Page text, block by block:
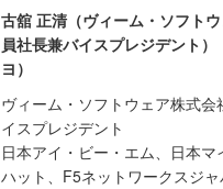
古舘 正清（ヴィーム・ソフト
員社長兼バイスプレジデント
ヨ）
ヴィーム・ソフトウェア株式
イスプレジデント
日本アイ・ビー・エム、日本
ハット、F5ネットワークスジャ